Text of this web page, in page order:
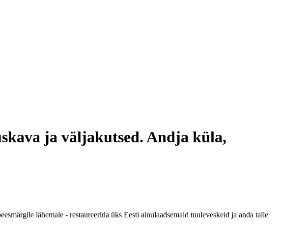
ja väljakutsed. Andja küla,
lähemale - restaureerida üks Eesti ainulaadsemaid tuuleveskeid ja anda talle